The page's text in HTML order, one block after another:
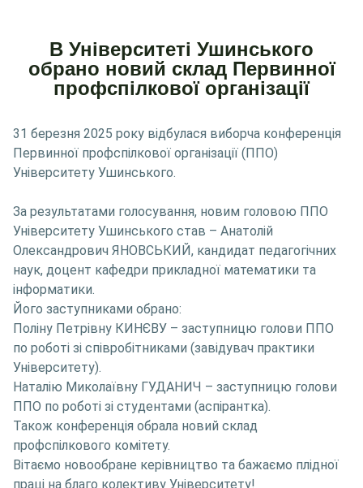
В Університеті Ушинського
обрано новий склад Первинної
профспілкової організації
31 березня 2025 року відбулася виборча конференція
Первинної профспілкової організації (ППО)
Університету Ушинського.
За результатами голосування, новим головою ППО
Університету Ушинського став – Анатолій
Олександрович ЯНОВСЬКИЙ, кандидат педагогічних
наук, доцент кафедри прикладної математики та
інформатики.
Його заступниками обрано:
Поліну Петрівну КИНЄВУ – заступницю голови ППО
по роботі зі співробітниками (завідувач практики
Університету).
Наталію Миколаївну ГУДАНИЧ – заступницю голови
ППО по роботі зі студентами (аспірантка).
Також конференція обрала новий склад
профспілкового комітету.
Вітаємо новообране керівництво та бажаємо плідної
праці на благо колективу Університету!